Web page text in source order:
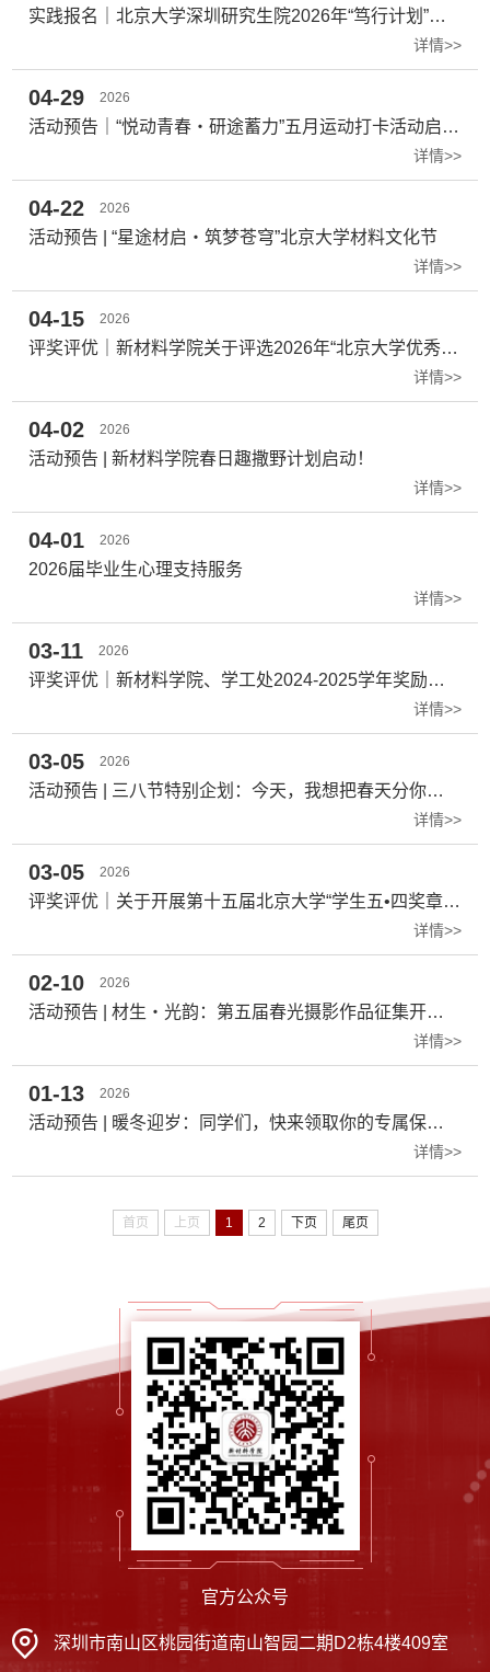
实践报名｜北京大学深圳研究生院2026年“笃行计划”暑期社会实践招募开启！
详情>>
04-29 2026
活动预告｜“悦动青春・研途蓄力”五月运动打卡活动启动！
详情>>
04-22 2026
活动预告 | “星途材启・筑梦苍穹”北京大学材料文化节
详情>>
04-15 2026
评奖评优｜新材料学院关于评选2026年“北京大学优秀毕业生”（夏季）和“北京市普通高等学校优秀毕业生”（夏季）的公示
详情>>
04-02 2026
活动预告 | 新材料学院春日趣撒野计划启动！
详情>>
04-01 2026
2026届毕业生心理支持服务
详情>>
03-11 2026
评奖评优｜新材料学院、学工处2024-2025学年奖励、奖学金获得者推荐名单
详情>>
03-05 2026
活动预告 | 三八节特别企划：今天，我想把春天分你一半
详情>>
03-05 2026
评奖评优｜关于开展第十五届北京大学“学生五•四奖章”“班级五•四奖杯”推荐工作的通知
详情>>
02-10 2026
活动预告 | 材生・光韵：第五届春光摄影作品征集开始啦
详情>>
01-13 2026
活动预告 | 暖冬迎岁：同学们，快来领取你的专属保温杯吧！
详情>>
首页 上页 1 2 下页 尾页
深圳市南山区桃园街道南山智园二期D2栋4楼409室
官方公众号